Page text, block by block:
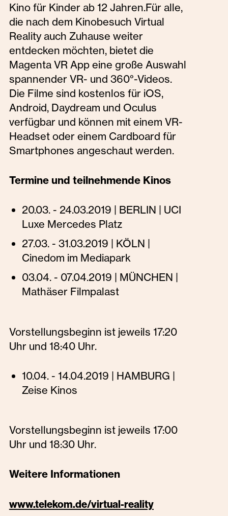
Kino für Kinder ab 12 Jahren.Für alle,
die nach dem Kinobesuch Virtual
Reality auch Zuhause weiter
entdecken möchten, bietet die
Magenta VR App eine große Auswahl
spannender VR- und 360°-Videos.
Die Filme sind kostenlos für iOS,
Android, Daydream und Oculus
verfügbar und können mit einem VR-
Headset oder einem Cardboard für
Smartphones angeschaut werden.
Termine und teilnehmende Kinos
20.03. - 24.03.2019 | BERLIN | UCI
Luxe Mercedes Platz
27.03. - 31.03.2019 | KÖLN |
Cinedom im Mediapark
03.04. - 07.04.2019 | MÜNCHEN |
Mathäser Filmpalast
Vorstellungsbeginn ist jeweils 17:20
Uhr und 18:40 Uhr.
10.04. - 14.04.2019 | HAMBURG |
Zeise Kinos
Vorstellungsbeginn ist jeweils 17:00
Uhr und 18:30 Uhr.
Weitere Informationen
www.telekom.de/virtual-reality